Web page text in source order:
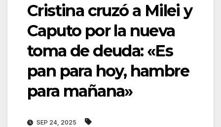
Cristina cruzó a Milei y
Caputo por la nueva
toma de deuda: «Es
pan para hoy, hambre
para mañana»
SEP 24, 2025